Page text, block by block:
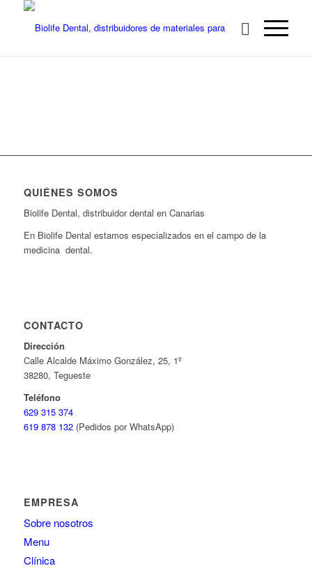
QUIÉNES SOMOS
Biolife Dental, distribuidor dental en Canarias
En Biolife Dental estamos especializados en el campo de la
medicina dental.
CONTACTO
Dirección
Calle Alcalde Máximo González, 25, 1º
38280, Tegueste
Teléfono
629 315 374
619 878 132(Pedidos por WhatsApp)
EMPRESA
Sobre nosotros
Menu
Clínica